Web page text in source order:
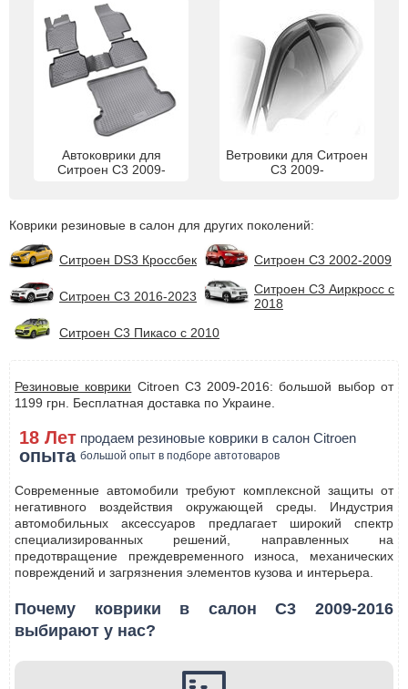
Автоковрики для
Ситроен С3 2009-
Ветровики для Ситроен
С3 2009-
Коврики резиновые в салон для других поколений:
Ситроен DS3 Кроссбек Ситроен С3 2002-2009
Ситроен С3 2016-2023
Ситроен С3 Аиркросс с
2018
Ситроен С3 Пикасо с 2010
Резиновые коврики Citroen C3 2009-2016: большой выбор от
1199 грн. Бесплатная доставка по Украине.
18 Лет продаем резиновые коврики в салон Citroen
опыта большой опыт в подборе автотоваров
Современные автомобили требуют комплексной защиты от
негативного воздействия окружающей среды. Индустрия
автомобильных аксессуаров предлагает широкий спектр
специализированных решений, направленных на
предотвращение преждевременного износа, механических
повреждений и загрязнения элементов кузова и интерьера.
Почему коврики в салон C3 2009-2016
выбирают у нас?